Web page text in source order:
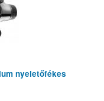
nyeletőfékes